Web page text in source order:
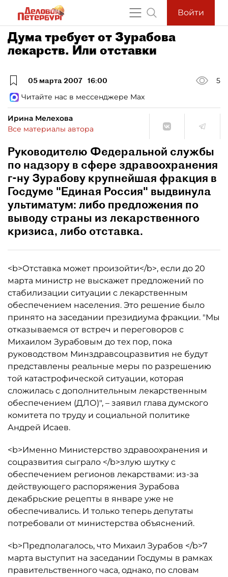
Войти
Дума требует от Зурабова
лекарств. Или отставки
05 марта 2007 16:00
5
Читайте нас в мессенджере Max
Ирина Мелехова
Все материалы автора
Руководителю Федеральной службы
по надзору в сфере здравоохранения
г-ну Зурабову крупнейшая фракция в
Госдуме "Единая Россия" выдвинула
ультиматум: либо предложения по
выводу страны из лекарственного
кризиса, либо отставка.
<b>Отставка может произойти</b>, если до 20
марта министр не выскажет предложений по
стабилизации ситуации с лекарственным
обеспечением населения. Это решение было
принято на заседании президиума фракции. "Мы
отказываемся от встреч и переговоров с
Михаилом Зурабовым до тех пор, пока
руководством Минздравсоцразвития не будут
представлены реальные меры по разрешению
той катастрофической ситуации, которая
сложилась с дополнительным лекарственным
обеспечением (ДЛО)", – заявил глава думского
комитета по труду и социальной политике
Андрей Исаев.
<b>Именно Министерство здравоохранения и
соцразвития сыграло </b>злую шутку с
обеспечением регионов лекарствами: из-за
действующего распоряжения Зурабова
декабрьские рецепты в январе уже не
обеспечивались. И только теперь депутаты
потребовали от министерства объяснений.
<b>Предполагалось, что Михаил Зурабов </b>7
марта выступит на заседании Госдумы в рамках
правительственного часа, однако, по словам